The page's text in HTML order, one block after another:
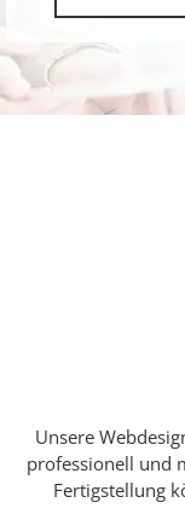
Unsere
professionell und
Fertigstellung